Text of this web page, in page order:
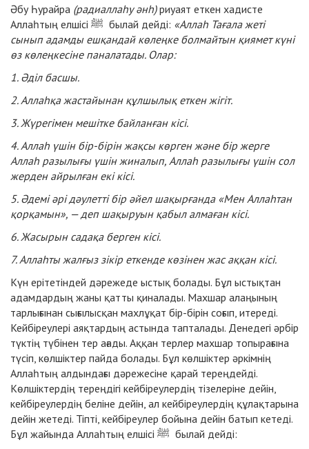
Әбу Һурайра (радиаллаһу әнһ)риуаят еткен хадисте
Аллаһтың елшісі ﷺ былай дейді: «Аллаһ Тағала жеті
сынып адамды ешқандай көлеңке болмайтын қиямет күні
өз көлеңкесіне паналатады. Олар:
1. Әділ басшы.
2. Аллаһқа жастайынан құлшылық еткен жігіт.
3. Жүрегімен мешітке байланған кісі.
4. Аллаһ үшін бір-бірін жақсы көрген және бір жерге
Аллаһ разылығы үшін жиналып, Аллаһ разылығы үшін сол
жерден айрылған екі кісі.
5. Әдемі әрі дәулетті бір әйел шақырғанда «Мен Аллаһтан
қорқамын», — деп шақыруын қабыл алмаған кісі.
6. Жасырын садақа берген кісі.
7. Аллаһты жалғыз зікір еткенде көзінен жас аққан кісі.
Күн ерітетіндей дәрежеде ыстық болады. Бұл ыстықтан
адамдардың жаны қатты қиналады. Махшар алаңының
тарлығынан сығылысқан махлұқат бір-бірін соғып, итереді.
Кейбіреулері аяқтардың астында тапталады. Денедегі әрбір
түктің түбінен тер ағады. Аққан терлер махшар топырағына
түсіп, көлшіктер пайда болады. Бұл көлшіктер әркімнің
Аллаһтың алдындағы дәрежесіне қарай тереңдейді.
Көлшіктердің тереңдігі кейбіреулердің тізелеріне дейін,
кейбіреулердің беліне дейін, ал кейбіреулердің құлақтарына
дейін жетеді. Тіпті, кейбіреулер бойына дейін батып кетеді.
Бұл жайында Аллаһтың елшісі ﷺ былай дейді: